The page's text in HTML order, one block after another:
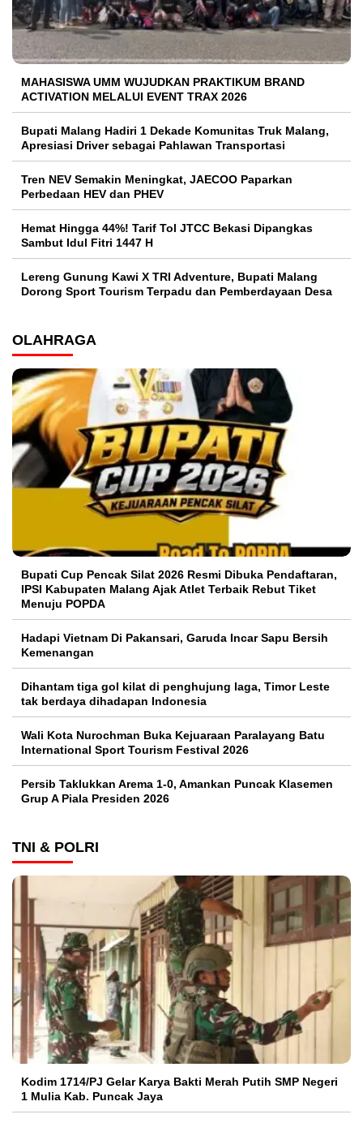
MAHASISWA UMM WUJUDKAN PRAKTIKUM BRAND
ACTIVATION MELALUI EVENT TRAX 2026
Bupati Malang Hadiri 1 Dekade Komunitas Truk Malang,
Apresiasi Driver sebagai Pahlawan Transportasi
Tren NEV Semakin Meningkat, JAECOO Paparkan
Perbedaan HEV dan PHEV
Hemat Hingga 44%! Tarif Tol JTCC Bekasi Dipangkas
Sambut Idul Fitri 1447 H
Lereng Gunung Kawi X TRI Adventure, Bupati Malang
Dorong Sport Tourism Terpadu dan Pemberdayaan Desa
OLAHRAGA
Bupati Cup Pencak Silat 2026 Resmi Dibuka Pendaftaran,
IPSI Kabupaten Malang Ajak Atlet Terbaik Rebut Tiket
Menuju POPDA
Hadapi Vietnam Di Pakansari, Garuda Incar Sapu Bersih
Kemenangan
Dihantam tiga gol kilat di penghujung laga, Timor Leste
tak berdaya dihadapan Indonesia
Wali Kota Nurochman Buka Kejuaraan Paralayang Batu
International Sport Tourism Festival 2026
Persib Taklukkan Arema 1-0, Amankan Puncak Klasemen
Grup A Piala Presiden 2026
TNI & POLRI
Kodim 1714/PJ Gelar Karya Bakti Merah Putih SMP Negeri
1 Mulia Kab. Puncak Jaya